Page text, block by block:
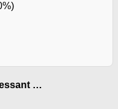
…